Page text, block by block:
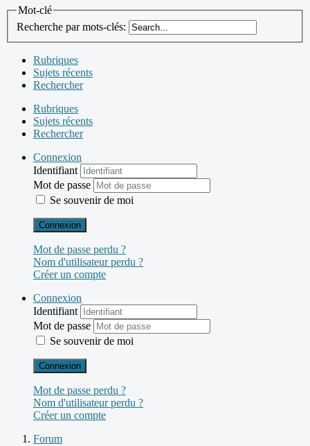
Mot-clé
Recherche par mots-clés:
Rubriques
Sujets récents
Rechercher
Rubriques
Sujets récents
Rechercher
Connexion
Identifiant
Mot de passe
Se souvenir de moi
Connexion
Mot de passe perdu ?
Nom d'utilisateur perdu ?
Créer un compte
Connexion
Identifiant
Mot de passe
Se souvenir de moi
Connexion
Mot de passe perdu ?
Nom d'utilisateur perdu ?
Créer un compte
Forum